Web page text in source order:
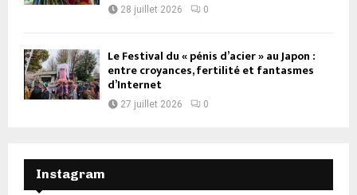
28 juillet 2026 0
Le Festival du « pénis d’acier » au Japon :
entre croyances, fertilité et fantasmes
d’Internet
27 juillet 2026 0
Instagram